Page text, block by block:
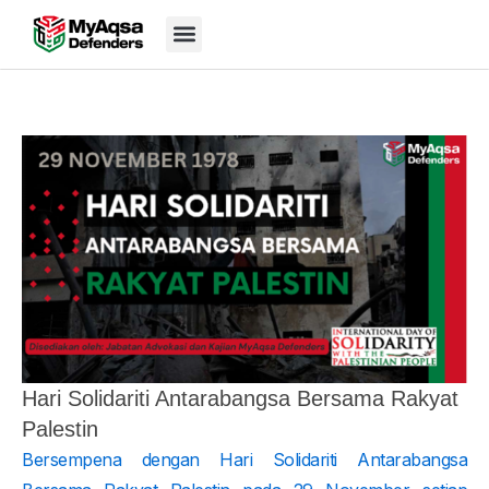
Skip
content
Menu
Hari Solidariti Antarabangsa Bersama Rakyat
Palestin
Bersempena dengan Hari Solidariti Antarabangsa